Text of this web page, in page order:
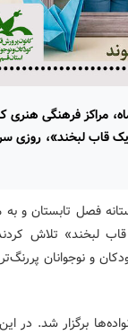
و آغاز فعالیت‌های تابستانی، پنج شنبه ۲۱ خردادماه،‌ مراکز
«یک قاب لبخند»، روزی
فصل تابستان و
قاب لبخند» تلاش
و نوجوانان
برگزار شد. در این